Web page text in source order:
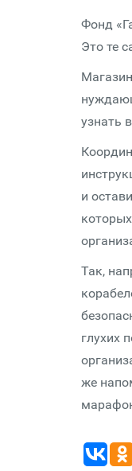
Фонд
Это те
узнать
и
Так,
глухих
же